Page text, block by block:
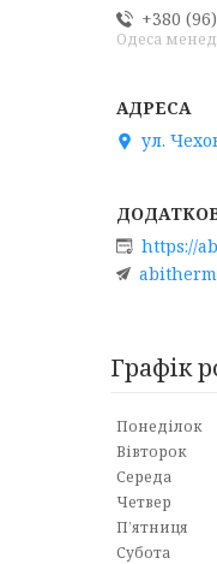
+380
Одеса
ул.
https://
Графік
Понеділок
Вівторок
Середа
Четвер
Пʼятниця
Субота